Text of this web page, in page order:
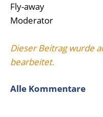
Fly-away
Moderator
Dieser Beitrag wurde
bearbeitet.
Alle Kommentare